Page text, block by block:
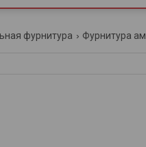
фурнитура Фурнитура